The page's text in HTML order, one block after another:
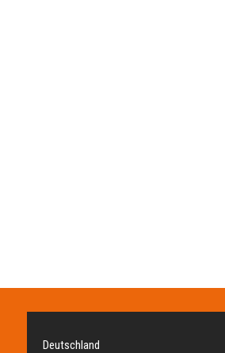
Deutschland